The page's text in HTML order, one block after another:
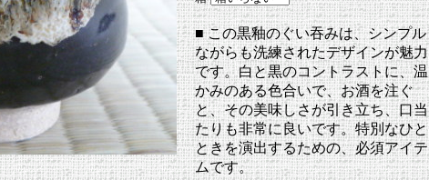
■ この黒釉のぐい吞みは、シンプル
ながらも洗練されたデザインが魅力
です。白と黒のコントラストに、温
かみのある色合いで、お酒を注ぐ
と、その美味しさが引き立ち、口当
たりも非常に良いです。特別なひと
ときを演出するための、必須アイテ
ムです。